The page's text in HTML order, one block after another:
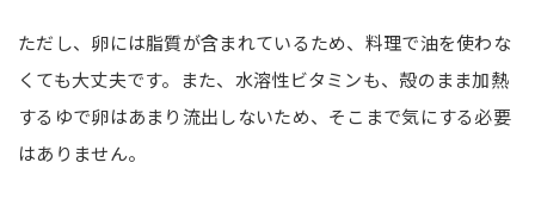
ただし、卵には脂質が含まれているため、料理で油を使わな
くても大丈夫です。また、水溶性ビタミンも、殻のまま加熱
するゆで卵はあまり流出しないため、そこまで気にする必要
はありません。